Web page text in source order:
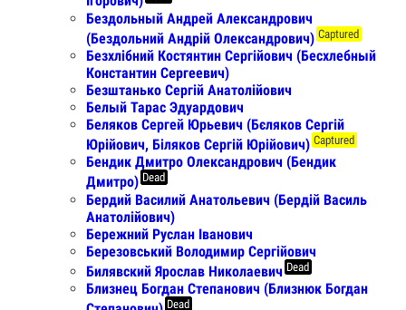
Бездольный Андрей Александрович
(Бездольний Андрій Олександрович) Captured
Безхлібний Костянтин Сергійович (Бесхлебный
Константин Сергеевич)
Безштанько Сергій Анатолійович
Белый Тарас Эдуардович
Беляков Сергей Юрьевич (Бєляков Сергій
Юрійович, Біляков Сергій Юрійович) Captured
Бендик Дмитро Олександрович (Бендик
Дмитро) Dead
Бердий Василий Анатольевич (Бердій Василь
Анатолійович)
Бережний Руслан Іванович
Березовський Володимир Сергійович
Билявский Ярослав Николаевич Dead
Близнец Богдан Степанович (Близнюк Богдан
Dead